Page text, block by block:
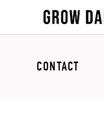
CONTACT